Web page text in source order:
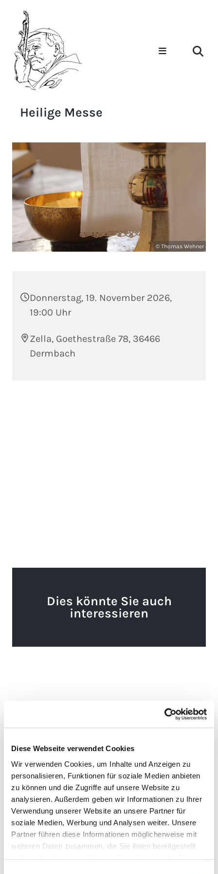
Diese Webseite verwendet Cookies
Wir verwenden Cookies, um Inhalte und Anzeigen zu
personalisieren, Funktionen für soziale Medien anbieten
zu können und die Zugriffe auf unsere Website zu
analysieren. Außerdem geben wir Informationen zu Ihrer
Verwendung unserer Website an unsere Partner für
soziale Medien, Werbung und Analysen weiter. Unsere
Partner führen diese Informationen möglicherweise mit
weiteren Daten zusammen, die Sie ihnen bereitgestellt
Heilige Messe
© Thomas Wehner
Donnerstag, 19. November 2026,
19:00 Uhr
Zella, Goethestraße 78, 36466
Dermbach
Dies könnte Sie auch
interessieren